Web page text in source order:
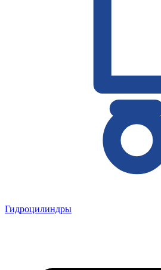
Гидроцилиндры